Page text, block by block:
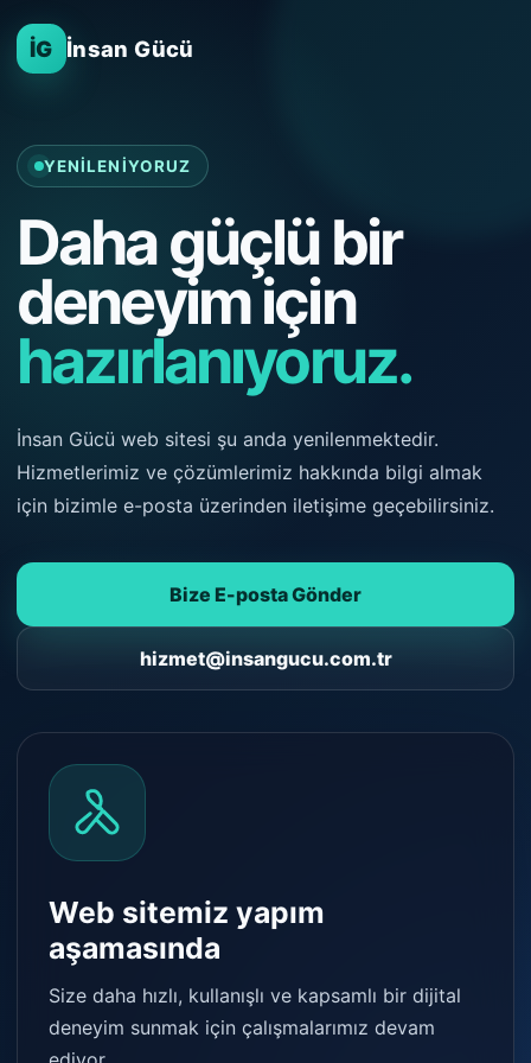
İG İnsan Gücü
YENILENIYORUZ
Daha güçlü bir
deneyim için
hazırlanıyoruz.
İnsan Gücü web sitesi şu anda yenilenmektedir.
Hizmetlerimiz ve çözümlerimiz hakkında bilgi almak
için bizimle e-posta üzerinden iletişime geçebilirsiniz.
Bize E-posta Gönder
hizmet@insangucu.com.tr
Web sitemiz yapım
aşamasında
Size daha hızlı, kullanışlı ve kapsamlı bir dijital
deneyim sunmak için çalışmalarımız devam